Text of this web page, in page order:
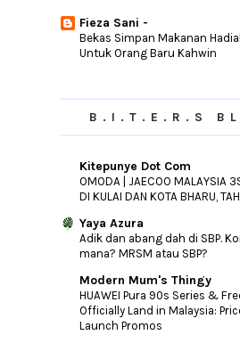
Fieza Sani -
Bekas Simpan Makanan
Untuk Orang Baru Kahwin
B.I.T.E.R.S
Kitepunye Dot Com
OMODA | JAECOO MALAYSIA
DI KULAI DAN KOTA BHARU,
Yaya Azura
Adik dan abang dah di SBP.
mana? MRSM atau SBP?
Modern Mum's Thingy
HUAWEI Pura 90s Series &
Officially Land in Malaysia:
Launch Promos